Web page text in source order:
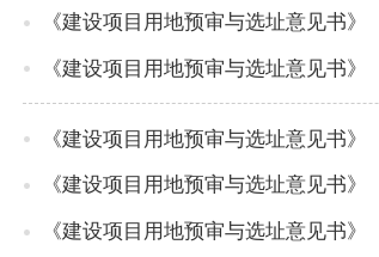
《建设项目用地预审与选址意见书
《建设项目用地预审与选址意见书
《建设项目用地预审与选址意见书
《建设项目用地预审与选址意见书
《建设项目用地预审与选址意见书